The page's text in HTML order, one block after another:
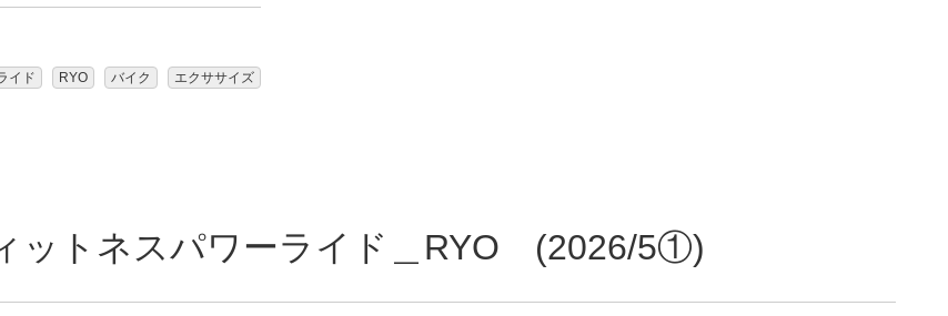
イド RYO バイク エクササイズ
ットネスパワーライド＿RYO (2026/5①)